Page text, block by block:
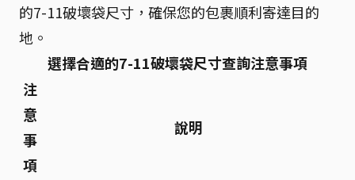
的7-11破壞袋尺寸，確保您的包裹順利寄達目的
地。
選擇合適的7-11破壞袋尺寸查詢注意事項
注
意
事
項
說明